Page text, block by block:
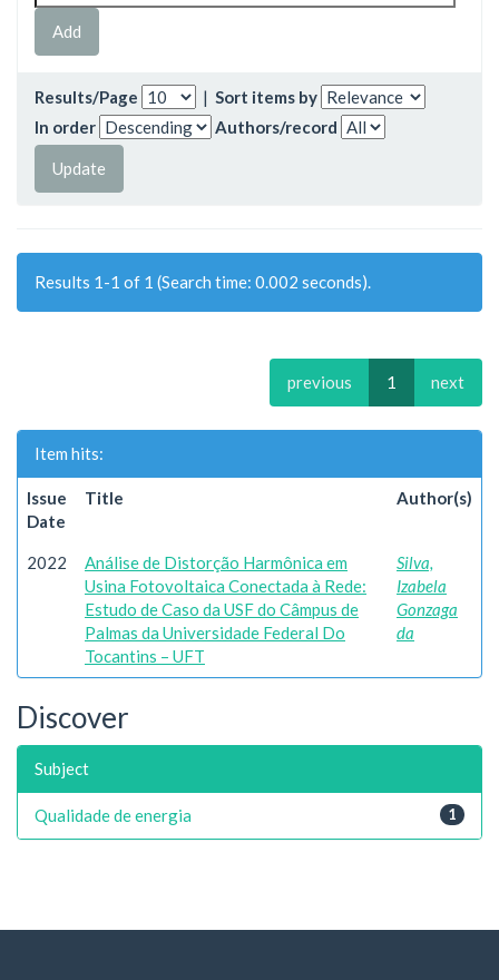
Results/Page | Sort items by
In order
Authors/record
Results 1-1 of 1 (Search time: 0.002 seconds).
previous 1 next
Item hits:
Issue
Date
Title Author(s)
2022
Análise de Distorção Harmônica em
Usina Fotovoltaica Conectada à Rede:
Estudo de Caso da USF do Câmpus de
Palmas da Universidade Federal Do
Tocantins – UFT
Silva,
Izabela
Gonzaga
da
Discover
Subject
1
Qualidade de energia